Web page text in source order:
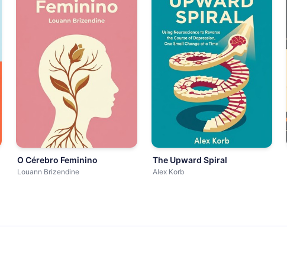
O Cérebro Feminino
Louann Brizendine
The Upward Spiral
Alex Korb